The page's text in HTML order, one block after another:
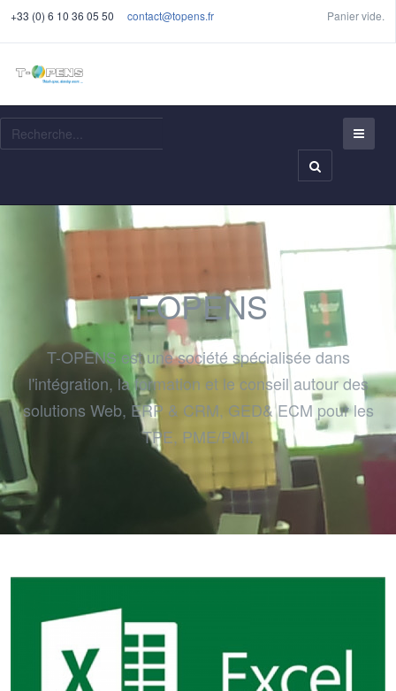
+33 (0) 6 10 36 05 50 contact@topens.fr Panier vide.
T-OPENS
T-OPENS est une société spécialisée dans
l'intégration, la formation et le conseil autour des
solutions Web, ERP & CRM, GED& ECM pour les
TPE, PME/PMI.